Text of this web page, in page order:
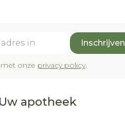
Inschrijven
onze privacy policy.
Uw apotheek